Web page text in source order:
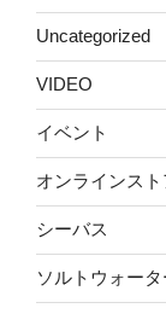
Uncategorized
VIDEO
イベント
オンラインスト
シーバス
ソルトウォータ